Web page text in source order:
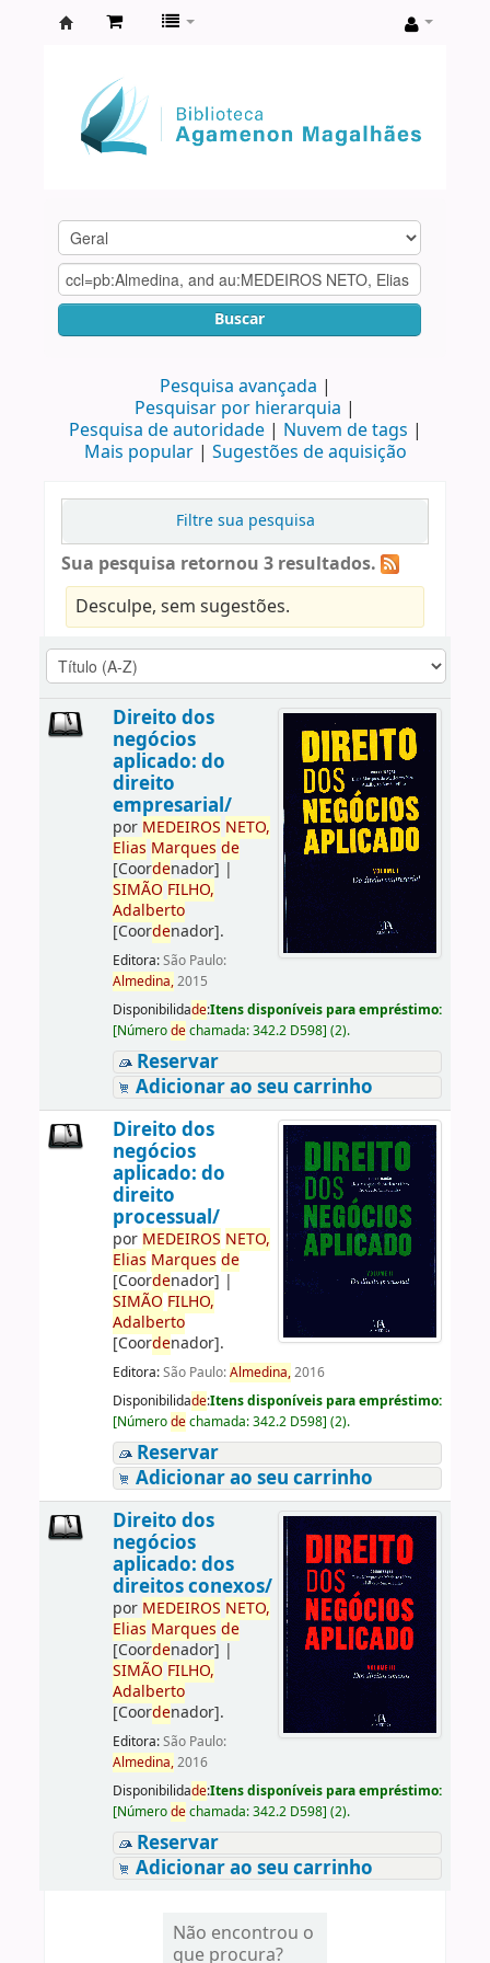
Agamenon
Magalhães
Buscar
Pesquisa avançada
Pesquisar por hierarquia
Pesquisa de autoridade
Nuvem de tags
Mais popular
Sugestões de aquisição
Filtre sua pesquisa
Sua pesquisa retornou 3 resultados.
Desculpe, sem sugestões.
Direito dos
negócios
aplicado: do
direito
empresarial/
por MEDEIROS NETO,
Elias Marques de
[Coordenador] |
SIMÃO FILHO,
Adalberto
[Coordenador].
Editora:São Paulo:
Almedina,2015
Disponibilidade:Itens disponíveis para empréstimo:
[Númerodechamada:342.2 D598] (2).
Reservar
Adicionar ao seu carrinho
Direito dos
negócios
aplicado: do
direito
processual/
por MEDEIROS NETO,
Elias Marques de
[Coordenador] |
SIMÃO FILHO,
Adalberto
[Coordenador].
Editora:São Paulo:Almedina,2016
Disponibilidade:Itens disponíveis para empréstimo:
[Númerodechamada:342.2 D598] (2).
Reservar
Adicionar ao seu carrinho
Direito dos
negócios
aplicado: dos
direitos conexos/
por MEDEIROS NETO,
Elias Marques de
[Coordenador] |
SIMÃO FILHO,
Adalberto
[Coordenador].
Editora:São Paulo:
Almedina,2016
Disponibilidade:Itens disponíveis para empréstimo:
[Númerodechamada:342.2 D598] (2).
Reservar
Adicionar ao seu carrinho
Não encontrou o
que procura?